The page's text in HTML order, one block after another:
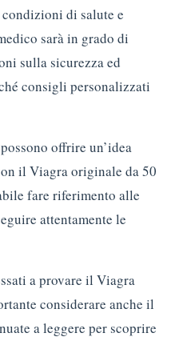
di salute e
sarà in grado di
sulla sicurezza ed
consigli personalizzati
offrire un’idea
il Viagra originale da 50
fare riferimento alle
attentamente le
a provare il Viagra
considerare anche il
a leggere per scoprire